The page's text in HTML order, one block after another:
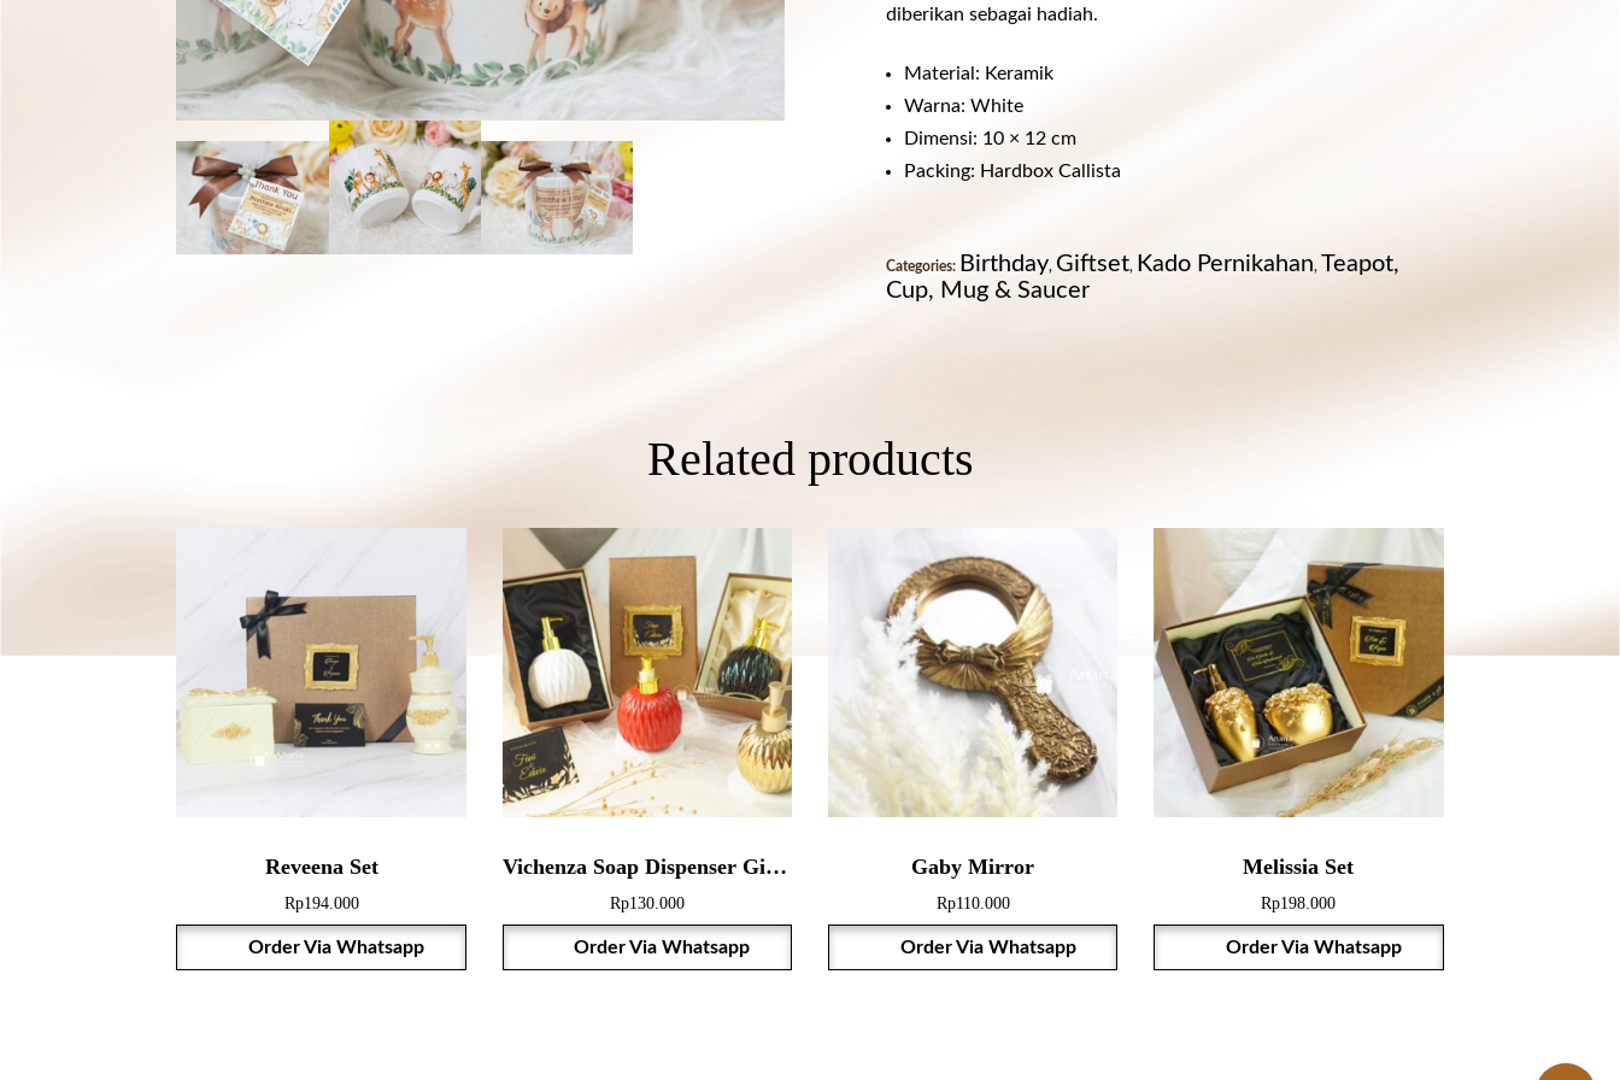
diberikan sebagai hadiah.
Material: Keramik
Warna: White
Dimensi: 10 × 12 cm
Packing: Hardbox Callista
Categories: Birthday, Giftset, Kado Pernikahan, Teapot,
Cup, Mug & Saucer
Related products
Reveena Set
Rp194.000
Order Via Whatsapp
Vichenza Soap Dispenser Giftbox
Rp130.000
Order Via Whatsapp
Gaby Mirror
Rp110.000
Order Via Whatsapp
Melissia Set
Rp198.000
Order Via Whatsapp